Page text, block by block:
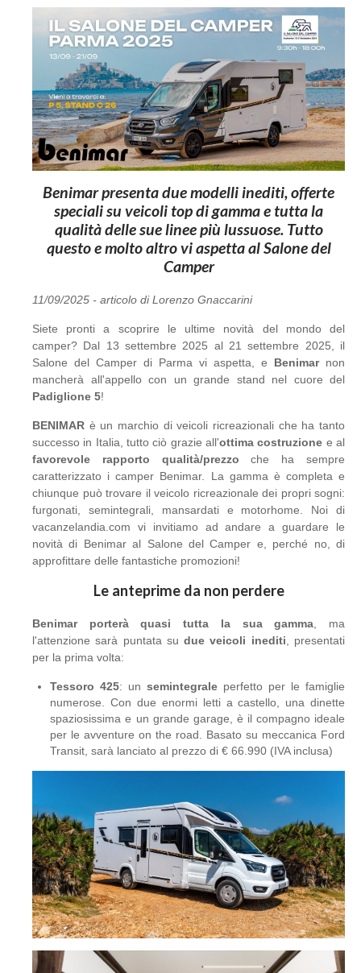
Benimar presenta due modelli inediti, offerte
speciali su veicoli top di gamma e tutta la
qualità delle sue linee più lussuose. Tutto
questo e molto altro vi aspetta al Salone del
Camper
11/09/2025 - articolo di Lorenzo Gnaccarini
Siete pronti a scoprire le ultime novità del mondo del
camper? Dal 13 settembre 2025 al 21 settembre 2025, il
Salone del Camper di Parma vi aspetta, e Benimarnon
mancherà all'appello con un grande stand nel cuore del
Padiglione 5!
BENIMAR è un marchio di veicoli ricreazionali che ha tanto
successo in Italia, tutto ciò grazie all'ottima costruzione e al
favorevole rapporto qualità/prezzo che ha sempre
caratterizzato i camper Benimar. La gamma è completa e
chiunque può trovare il veicolo ricreazionale dei propri sogni:
furgonati, semintegrali, mansardati e motorhome. Noi di
vacanzelandia.com vi invitiamo ad andare a guardare le
novità di Benimar al Salone del Camper e, perché no, di
approfittare delle fantastiche promozioni!
Le anteprime da non perdere
Benimar porterà quasi tutta la sua gamma , ma
l'attenzione sarà puntata sudue veicoli inediti , presentati
per la prima volta:
Tessoro 425: unsemintegrale perfetto per le famiglie
numerose. Con due enormi letti a castello, una dinette
spaziosissima e un grande garage, è il compagno ideale
per le avventure on the road. Basato su meccanica Ford
Transit, sarà lanciato al prezzo di € 66.990 (IVA inclusa)